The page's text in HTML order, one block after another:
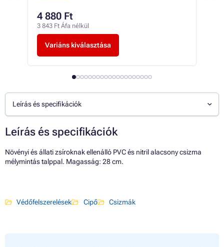
4 880 Ft
3 843 Ft Áfa nélkül
Variáns kiválasztása
Leírás és specifikációk
Leírás és specifikációk
Növényi és állati zsíroknak ellenálló PVC és nitril alacsony csizma
mélymintás talppal. Magasság: 28 cm.
Védőfelszerelések Cipő Csizmák